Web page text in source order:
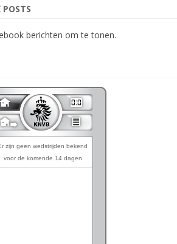
POSTS
berichten om te tonen.